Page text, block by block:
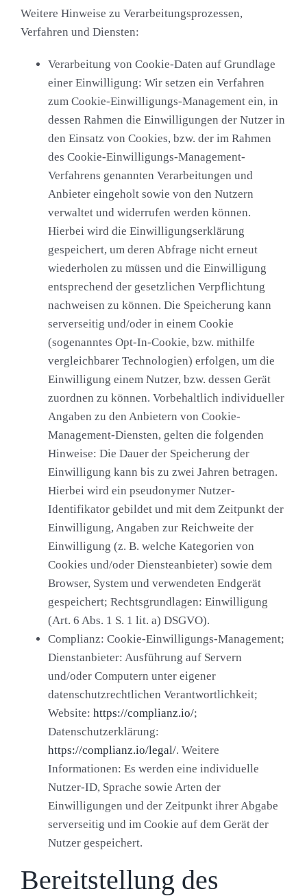
Weitere Hinweise zu Verarbeitungsprozessen,
Verfahren und Diensten:
Verarbeitung von Cookie-Daten auf Grundlage
einer Einwilligung: Wir setzen ein Verfahren
zum Cookie-Einwilligungs-Management ein, in
dessen Rahmen die Einwilligungen der Nutzer in
den Einsatz von Cookies, bzw. der im Rahmen
des Cookie-Einwilligungs-Management-
Verfahrens genannten Verarbeitungen und
Anbieter eingeholt sowie von den Nutzern
verwaltet und widerrufen werden können.
Hierbei wird die Einwilligungserklärung
gespeichert, um deren Abfrage nicht erneut
wiederholen zu müssen und die Einwilligung
entsprechend der gesetzlichen Verpflichtung
nachweisen zu können. Die Speicherung kann
serverseitig und/oder in einem Cookie
(sogenanntes Opt-In-Cookie, bzw. mithilfe
vergleichbarer Technologien) erfolgen, um die
Einwilligung einem Nutzer, bzw. dessen Gerät
zuordnen zu können. Vorbehaltlich individueller
Angaben zu den Anbietern von Cookie-
Management-Diensten, gelten die folgenden
Hinweise: Die Dauer der Speicherung der
Einwilligung kann bis zu zwei Jahren betragen.
Hierbei wird ein pseudonymer Nutzer-
Identifikator gebildet und mit dem Zeitpunkt der
Einwilligung, Angaben zur Reichweite der
Einwilligung (z. B. welche Kategorien von
Cookies und/oder Diensteanbieter) sowie dem
Browser, System und verwendeten Endgerät
gespeichert; Rechtsgrundlagen: Einwilligung
(Art. 6 Abs. 1 S. 1 lit. a) DSGVO).
Complianz: Cookie-Einwilligungs-Management;
Dienstanbieter: Ausführung auf Servern
und/oder Computern unter eigener
datenschutzrechtlichen Verantwortlichkeit;
Website: https://complianz.io/;
Datenschutzerklärung:
https://complianz.io/legal/. Weitere
Informationen: Es werden eine individuelle
Nutzer-ID, Sprache sowie Arten der
Einwilligungen und der Zeitpunkt ihrer Abgabe
serverseitig und im Cookie auf dem Gerät der
Nutzer gespeichert.
Bereitstellung des